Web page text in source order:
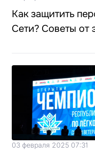
Как защитить
Сети? Советы от
03 февраля 2025 07:31